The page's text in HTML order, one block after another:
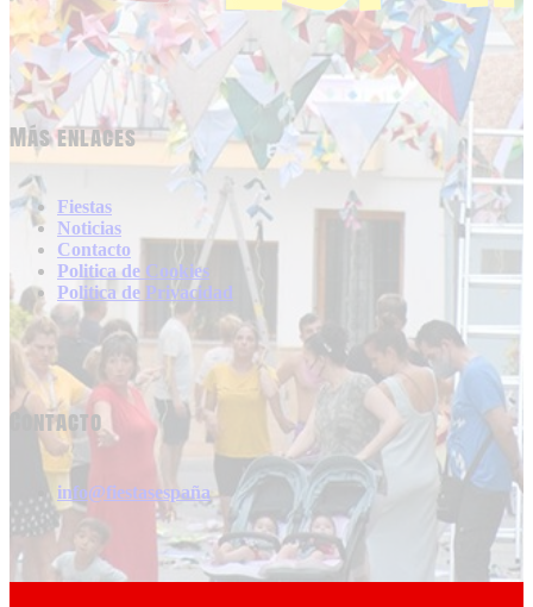
Más enlaces
Fiestas
Noticias
Contacto
Politica de Cookies
Politica de Privacidad
Contacto
info@fiestasespaña